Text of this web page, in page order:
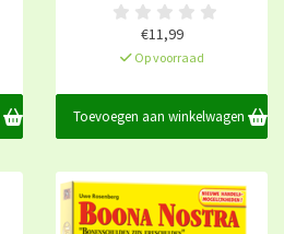
€11,99
Op voorraad
Toevoegen aan winkelwagen